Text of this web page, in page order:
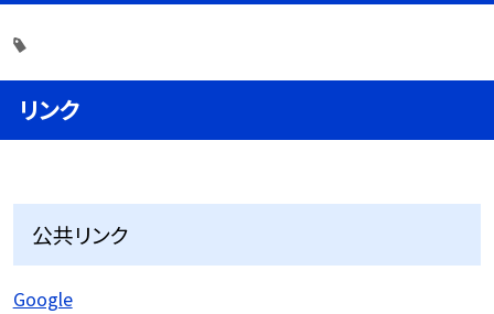
リンク
公共リンク
Google